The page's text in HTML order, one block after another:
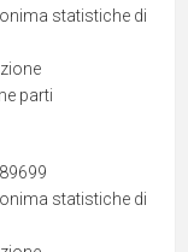
statistiche di
parti
statistiche di